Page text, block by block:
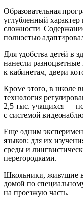
Образовательная
углубленный
сложности.
полностью
Для удобства детей в
нанесли
к кабинетам, двери
Кроме этого, в школе
технология
2,5 тыс. учащихся —
с системой
Еще одним
языков: для их
среды и
перегородками.
Школьники, живущие
домой по
на проезжую часть.